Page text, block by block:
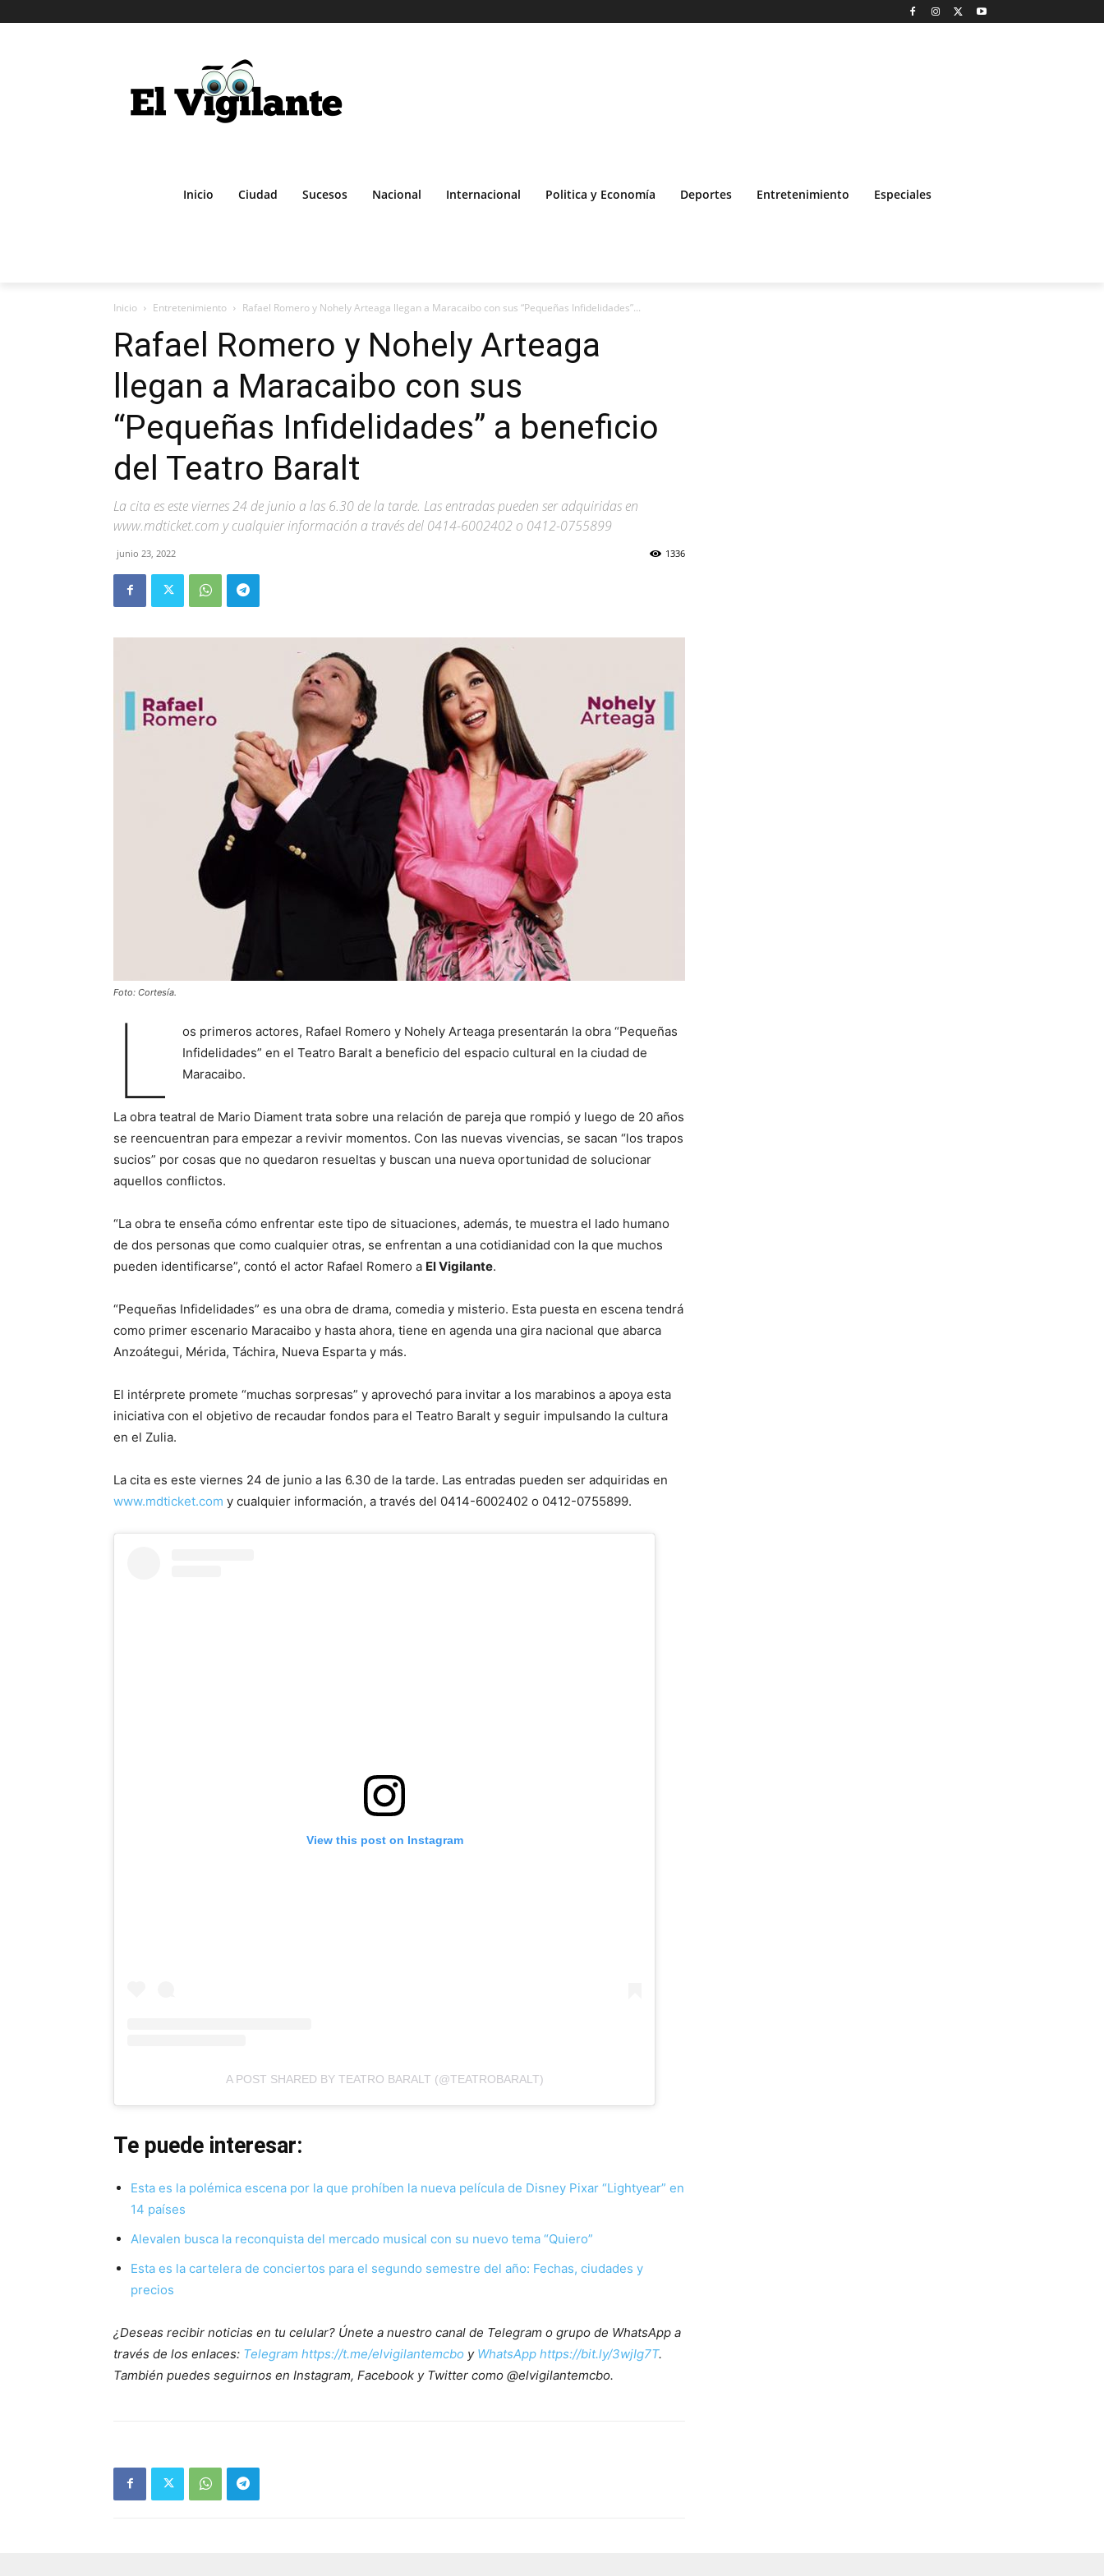
Inicio Ciudad Sucesos Nacional Internacional Politica y Economía Deportes Entretenimiento Especiales
Inicio Entretenimiento Rafael Romero y Nohely Arteaga llegan a Maracaibo con sus “Pequeñas Infidelidades”...
Rafael Romero y Nohely Arteaga
llegan a Maracaibo con sus
“Pequeñas Infidelidades” a beneficio
del Teatro Baralt
La cita es este viernes 24 de junio a las 6.30 de la tarde. Las entradas pueden ser adquiridas en
www.mdticket.com y cualquier información a través del 0414-6002402 o 0412-0755899
junio 23, 2022 1336
Foto: Cortesía.
L
os primeros actores, Rafael Romero y Nohely Arteaga presentarán la obra “Pequeñas
Infidelidades” en el Teatro Baralt a beneficio del espacio cultural en la ciudad de
Maracaibo.
La obra teatral de Mario Diament trata sobre una relación de pareja que rompió y luego de 20 años
se reencuentran para empezar a revivir momentos. Con las nuevas vivencias, se sacan “los trapos
sucios” por cosas que no quedaron resueltas y buscan una nueva oportunidad de solucionar
aquellos conflictos.
“La obra te enseña cómo enfrentar este tipo de situaciones, además, te muestra el lado humano
de dos personas que como cualquier otras, se enfrentan a una cotidianidad con la que muchos
pueden identificarse”, contó el actor Rafael Romero a El Vigilante.
“Pequeñas Infidelidades” es una obra de drama, comedia y misterio. Esta puesta en escena tendrá
como primer escenario Maracaibo y hasta ahora, tiene en agenda una gira nacional que abarca
Anzoátegui, Mérida, Táchira, Nueva Esparta y más.
El intérprete promete “muchas sorpresas” y aprovechó para invitar a los marabinos a apoya esta
iniciativa con el objetivo de recaudar fondos para el Teatro Baralt y seguir impulsando la cultura
en el Zulia.
La cita es este viernes 24 de junio a las 6.30 de la tarde. Las entradas pueden ser adquiridas en
www.mdticket.com y cualquier información, a través del 0414-6002402 o 0412-0755899.
View this post on Instagram
A POST SHARED BY TEATRO BARALT (@TEATROBARALT)
Te puede interesar:
Esta es la polémica escena por la que prohíben la nueva película de Disney Pixar “Lightyear” en
14 países
Alevalen busca la reconquista del mercado musical con su nuevo tema “Quiero”
Esta es la cartelera de conciertos para el segundo semestre del año: Fechas, ciudades y
precios
¿Deseas recibir noticias en tu celular? Únete a nuestro canal de Telegram o grupo de WhatsApp a
través de los enlaces: Telegram https://t.me/elvigilantemcbo y WhatsApp https://bit.ly/3wjIg7T.
También puedes seguirnos en Instagram, Facebook y Twitter como @elvigilantemcbo.